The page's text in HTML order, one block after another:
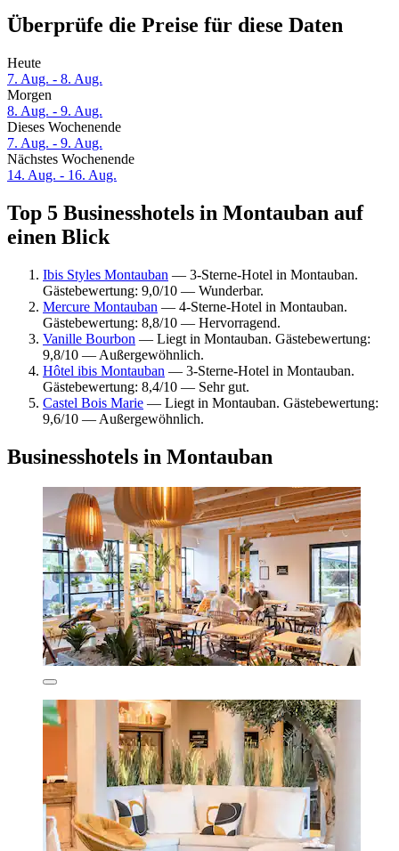
Überprüfe die Preise für diese Daten
Heute
7. Aug. - 8. Aug.
Morgen
8. Aug. - 9. Aug.
Dieses Wochenende
7. Aug. - 9. Aug.
Nächstes Wochenende
14. Aug. - 16. Aug.
Top 5 Businesshotels in Montauban auf
einen Blick
Ibis Styles Montauban — 3-Sterne-Hotel in Montauban.
Gästebewertung: 9,0/10 — Wunderbar.
Mercure Montauban — 4-Sterne-Hotel in Montauban.
Gästebewertung: 8,8/10 — Hervorragend.
Vanille Bourbon — Liegt in Montauban. Gästebewertung:
9,8/10 — Außergewöhnlich.
Hôtel ibis Montauban — 3-Sterne-Hotel in Montauban.
Gästebewertung: 8,4/10 — Sehr gut.
Castel Bois Marie — Liegt in Montauban. Gästebewertung:
9,6/10 — Außergewöhnlich.
Businesshotels in Montauban